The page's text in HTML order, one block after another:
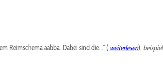
Reimschema aabba. Dabei sind die..." ( weiterlesen),